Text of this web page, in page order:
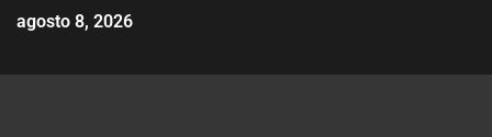
agosto 8, 2026